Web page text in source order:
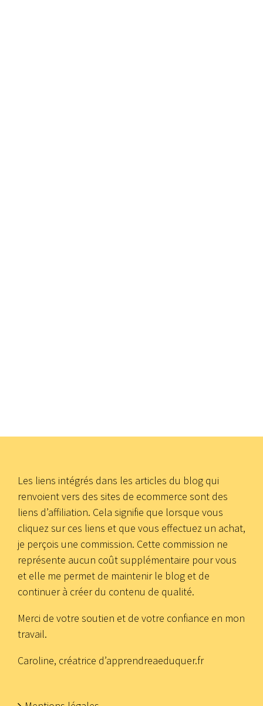
Les liens intégrés dans les articles du blog qui
renvoient vers des sites de ecommerce sont des
liens d’affiliation. Cela signifie que lorsque vous
cliquez sur ces liens et que vous effectuez un achat,
je perçois une commission. Cette commission ne
représente aucun coût supplémentaire pour vous
et elle me permet de maintenir le blog et de
continuer à créer du contenu de qualité.
Merci de votre soutien et de votre confiance en mon
travail.
Caroline, créatrice d’apprendreaeduquer.fr